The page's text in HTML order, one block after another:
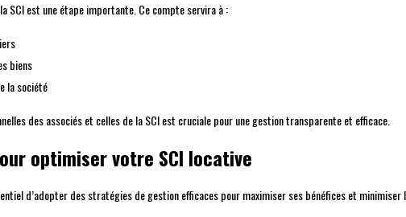
SCI est une étape importante. Ce compte servira à :
biens
la société
des associés et celles de la SCI est cruciale pour une gestion transparente et efficace.
optimiser votre SCI locative
d’adopter des stratégies de gestion efficaces pour maximiser ses bénéfices et